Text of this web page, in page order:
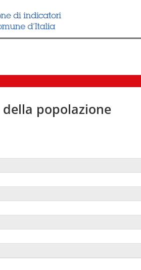
popolazione